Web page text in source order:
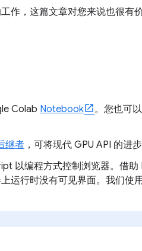
作，这篇文章对您来说也很有价
Colab Notebook
。您也可
继者 ，可将现代 GPU API 的进
以编程方式控制浏览器。借
运行时没有可见界面。我们使